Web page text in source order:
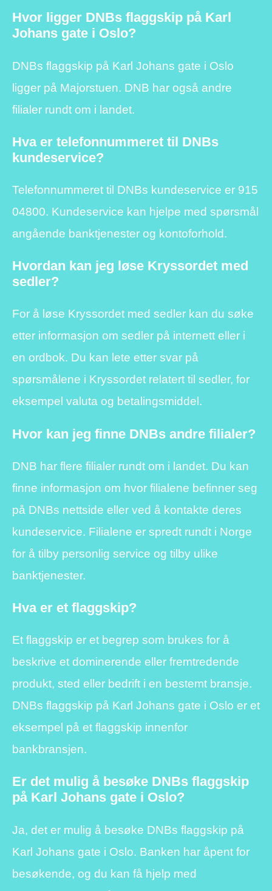
Hvor ligger DNBs flaggskip på Karl
Johans gate i Oslo?
DNBs flaggskip på Karl Johans gate i Oslo
ligger på Majorstuen. DNB har også andre
filialer rundt om i landet.
Hva er telefonnummeret til DNBs
kundeservice?
Telefonnummeret til DNBs kundeservice er 915
04800. Kundeservice kan hjelpe med spørsmål
angående banktjenester og kontoforhold.
Hvordan kan jeg løse Kryssordet med
sedler?
For å løse Kryssordet med sedler kan du søke
etter informasjon om sedler på internett eller i
en ordbok. Du kan lete etter svar på
spørsmålene i Kryssordet relatert til sedler, for
eksempel valuta og betalingsmiddel.
Hvor kan jeg finne DNBs andre filialer?
DNB har flere filialer rundt om i landet. Du kan
finne informasjon om hvor filialene befinner seg
på DNBs nettside eller ved å kontakte deres
kundeservice. Filialene er spredt rundt i Norge
for å tilby personlig service og tilby ulike
banktjenester.
Hva er et flaggskip?
Et flaggskip er et begrep som brukes for å
beskrive et dominerende eller fremtredende
produkt, sted eller bedrift i en bestemt bransje.
DNBs flaggskip på Karl Johans gate i Oslo er et
eksempel på et flaggskip innenfor
bankbransjen.
Er det mulig å besøke DNBs flaggskip
på Karl Johans gate i Oslo?
Ja, det er mulig å besøke DNBs flaggskip på
Karl Johans gate i Oslo. Banken har åpent for
besøkende, og du kan få hjelp med